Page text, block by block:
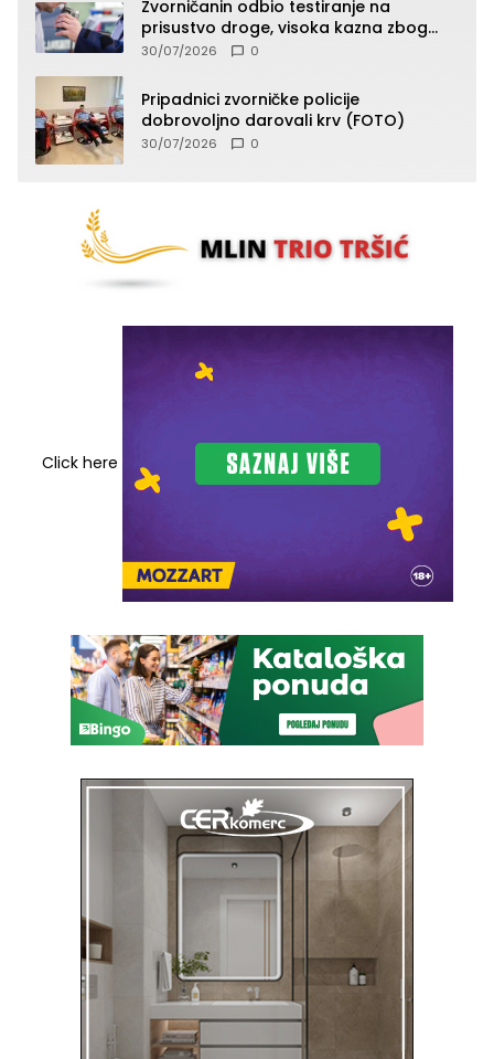
Zvorničanin odbio testiranje na
prisustvo droge, visoka kazna zbog
kršenja Zakona o osnovama
30/07/2026 0
Pripadnici zvorničke policije
dobrovoljno darovali krv (FOTO)
30/07/2026 0
Click here